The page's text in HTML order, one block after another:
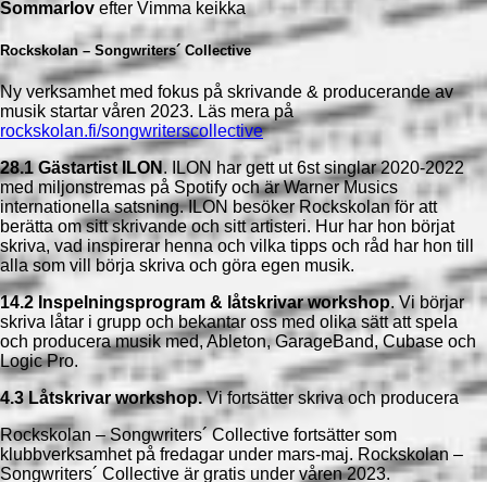
Sommarlov efter Vimma keikka
Rockskolan – Songwriters´ Collective
Ny verksamhet med fokus på skrivande & producerande av
musik startar våren 2023. Läs mera på
rockskolan.fi/songwriterscollective
28.1 Gästartist ILON . ILON har gett ut 6st singlar 2020-2022
med miljonstremas på Spotify och är Warner Musics
internationella satsning. ILON besöker Rockskolan för att
berätta om sitt skrivande och sitt artisteri. Hur har hon börjat
skriva, vad inspirerar henna och vilka tipps och råd har hon till
alla som vill börja skriva och göra egen musik.
14.2 Inspelningsprogram & låtskrivar workshop. Vi börjar
skriva låtar i grupp och bekantar oss med olika sätt att spela
och producera musik med, Ableton, GarageBand, Cubase och
Logic Pro.
4.3 Låtskrivar workshop.Vi fortsätter skriva och producera
Rockskolan – Songwriters´ Collective fortsätter som
klubbverksamhet på fredagar under mars-maj. Rockskolan –
Songwriters´ Collective är gratis under våren 2023.